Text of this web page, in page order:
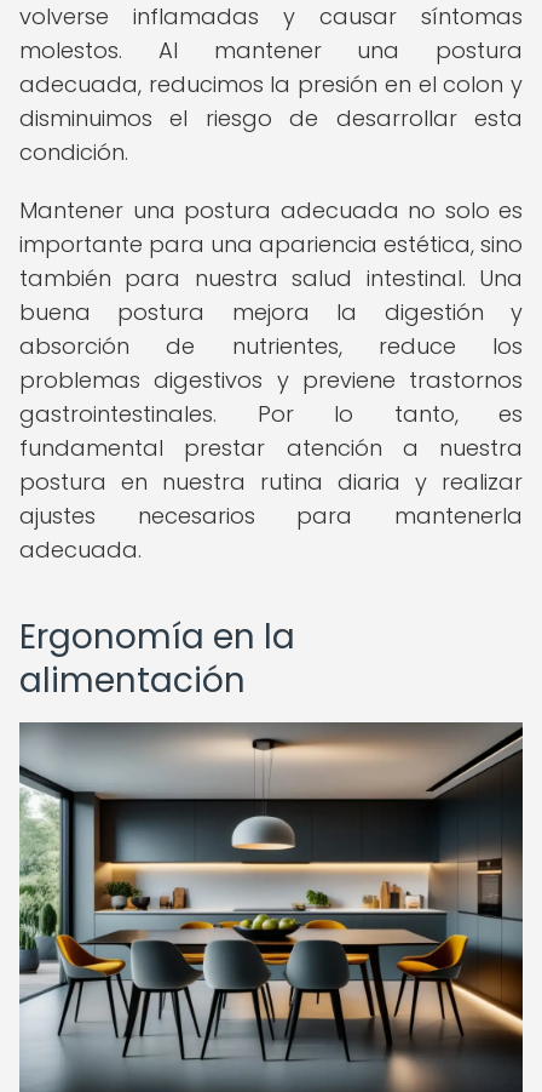
volverse inflamadas y causar síntomas
molestos. Al mantener una postura
adecuada, reducimos la presión en el colon y
disminuimos el riesgo de desarrollar esta
condición.
Mantener una postura adecuada no solo es
importante para una apariencia estética, sino
también para nuestra salud intestinal. Una
buena postura mejora la digestión y
absorción de nutrientes, reduce los
problemas digestivos y previene trastornos
gastrointestinales. Por lo tanto, es
fundamental prestar atención a nuestra
postura en nuestra rutina diaria y realizar
ajustes necesarios para mantenerla
adecuada.
Ergonomía en la
alimentación